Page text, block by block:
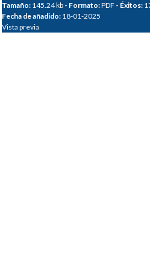
Tamaño: 145.24 kb - Formato:PDF - Éxitos:
Fecha de añadido: 18-01-2025
Vista previa